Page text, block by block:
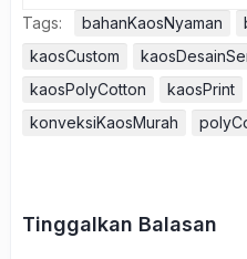
Tags: bahanKaosNyaman
kaosCustom
kaosPolyCotton
kaosPrint
konveksiKaosMurah
Tinggalkan Balasan